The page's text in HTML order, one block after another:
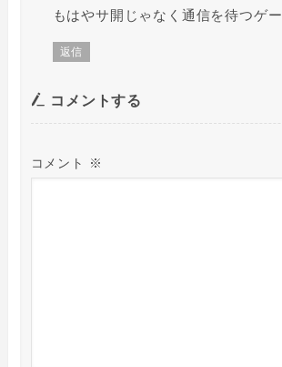
もはやサ開じゃなく通信を待つゲ
返信
コメントする
コメント ※